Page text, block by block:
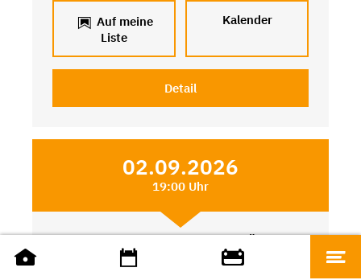
Auf meine
Liste
Kalender
Detail
02.09.2026
19:00 Uhr